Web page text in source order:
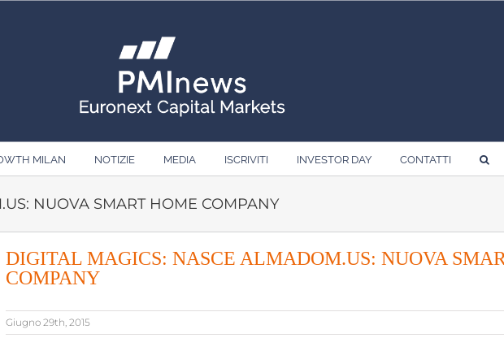
MILAN NOTIZIE MEDIA ISCRIVITI INVESTOR DAY CONTATTI
NUOVA SMART HOME COMPANY
DIGITAL MAGICS: NASCE ALMADOM.US: NUOVA
COMPANY
Giugno 29th, 2015